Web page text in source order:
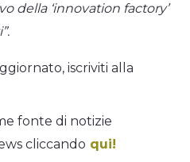
della ‘innovation factory’
iscriviti alla
fonte di notizie
cliccando qui!